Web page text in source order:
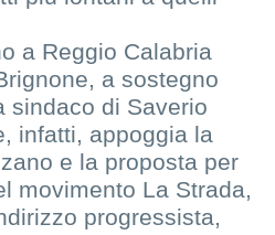
a Reggio Calabria
a sostegno
sindaco di Saverio
infatti, appoggia la
e la proposta per
movimento La Strada,
progressista,